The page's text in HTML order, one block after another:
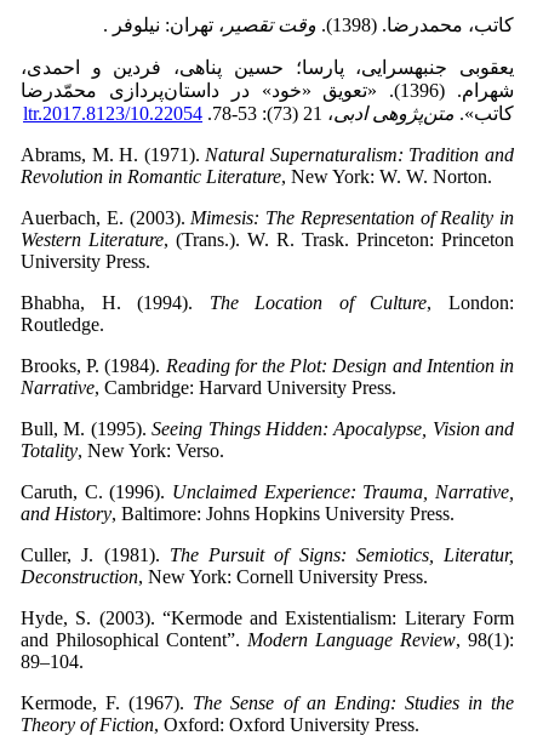
کاتب، محمدرضا. (1398). وقت تقصیر ، تهران: نیلوفر .
یعقوبی جنبه­سرایی، پارسا؛ حسین پناهی، فردین و احمدی،
شهرام. (1396). «تعویق «خود» در داستان‌پردازی محمّدرضا
کاتب». متن‌پژوهی ادبی، 21 (73): 53-78.
10.22054/ltr.2017.8123
Abrams, M. H. (1971). Natural Supernaturalism: Tradition and
Revolution in Romantic Literature, New York: W. W. Norton.
Auerbach, E. (2003). Mimesis: The Representation of Reality in
Western Literature, (Trans.). W. R. Trask. Princeton: Princeton
University Press.
Bhabha, H. (1994). The Location of Culture, London:
Routledge.
Brooks, P. (1984). Reading for the Plot: Design and Intention in
Narrative, Cambridge: Harvard University Press.
Bull, M. (1995).Seeing Things Hidden: Apocalypse, Vision and
Totality, New York: Verso.
Caruth, C. (1996). Unclaimed Experience: Trauma, Narrative,
and History, Baltimore: Johns Hopkins University Press.
Culler, J. (1981). The Pursuit of Signs: Semiotics, Literatur,
Deconstruction, New York: Cornell University Press.
Hyde, S. (2003). “Kermode and Existentialism: Literary Form
and Philosophical Content”. Modern Language Review, 98(1):
89–104.
Kermode, F. (1967). The Sense of an Ending: Studies in the
Theory of Fiction, Oxford: Oxford University Press.